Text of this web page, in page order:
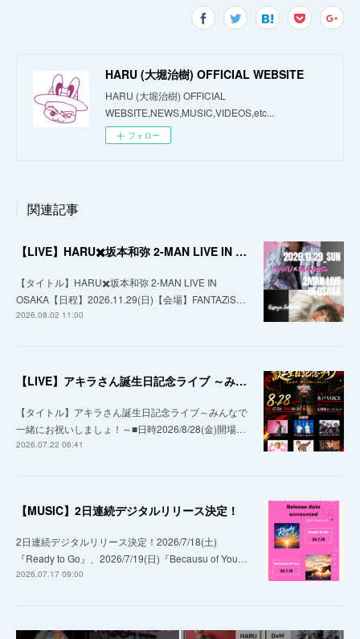
HARU (大堀治樹) OFFICIAL WEBSITE
HARU (大堀治樹) OFFICIAL
WEBSITE,NEWS,MUSIC,VIDEOS,etc...
フォロー
関連記事
【LIVE】HARU✖️坂本和弥 2-MAN LIVE IN OSAKA
【タイトル】HARU✖️坂本和弥 2-MAN LIVE IN
OSAKA【日程】2026.11.29(日)【会場】FANTAZiS…
2026.08.02 11:00
【LIVE】アキラさん誕生日記念ライブ ～みんなで一緒にお祝いしましょ！～
【タイトル】アキラさん誕生日記念ライブ～みんなで
一緒にお祝いしましょ！～■日時2026/8/28(金)開場…
2026.07.22 06:41
【MUSIC】2日連続デジタルリリース決定！
2日連続デジタルリリース決定！2026/7/18(土)
『Ready to Go』、2026/7/19(日)『Becausu of You…
2026.07.17 09:00